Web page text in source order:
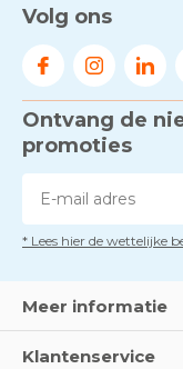
Volg ons
Ontvang de
promoties
* Lees hier de wettelijke
Meer informatie
Klantenservice